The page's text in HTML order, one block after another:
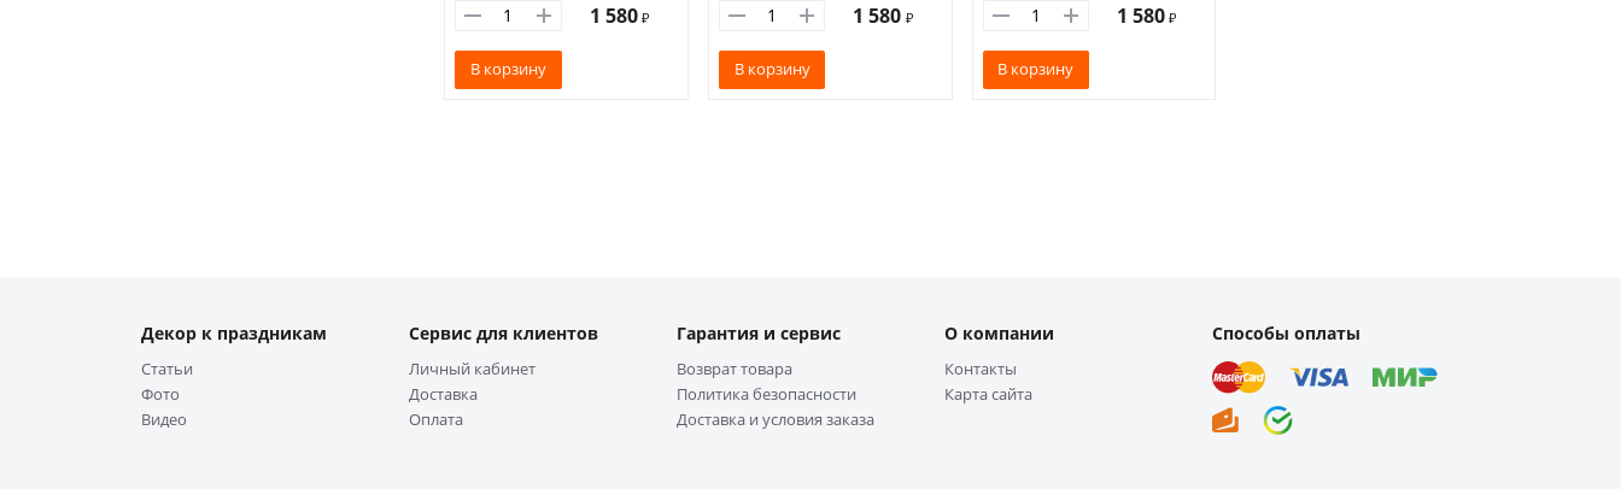
1 580 ₽
В корзину
1 580 ₽
В корзину
1 580 ₽
В корзину
Декор к праздникам
Статьи
Фото
Видео
Сервис для клиентов
Личный кабинет
Доставка
Оплата
Гарантия и сервис
Возврат товара
Политика безопасности
Доставка и условия заказа
О компании
Контакты
Карта сайта
Способы оплаты